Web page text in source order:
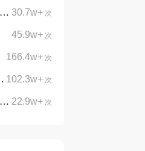
30.7w+ 次
45.9w+ 次
166.4w+ 次
免费
102.3w+ 次
免费
22.9w+ 次
免费